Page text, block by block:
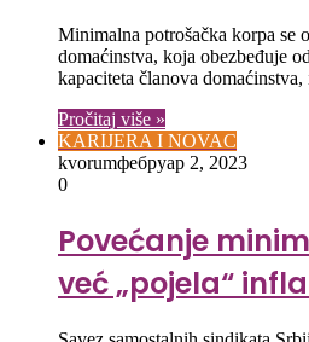
Minimalna potrošačka korpa se
domaćinstva, koja obezbeđuje
kapaciteta članova
Pročitaj više »
KARIJERA I NOVAC
kvorumфебруар 2, 2023
0
Povećanje
već „pojela“